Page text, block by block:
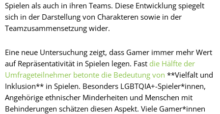
Spielen als auch in ihren Teams. Diese Entwicklung spiegelt
sich in der Darstellung von Charakteren sowie in der
Teamzusammensetzung wider.
Eine neue Untersuchung zeigt, dass Gamer immer mehr Wert
auf Repräsentativität in Spielen legen. Fast die Hälfte der
Umfrageteilnehmer betonte die Bedeutung von **Vielfalt und
Inklusion** in Spielen. Besonders LGBTQIA+-Spieler*innen,
Angehörige ethnischer Minderheiten und Menschen mit
Behinderungen schätzen diesen Aspekt. Viele Gamer*innen